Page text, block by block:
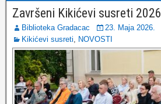
Završeni Kikićevi susreti 2026
Biblioteka Gradacac
23. Maja 2026.
Kikićevi susreti, NOVOSTI